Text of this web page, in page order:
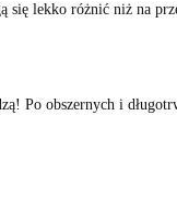
się lekko różnić niż na
Po obszernych i